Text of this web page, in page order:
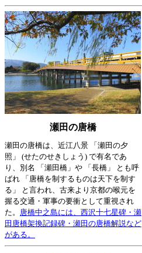
瀬田の唐橋
瀬田の唐橋は、近江八景 「瀬田の夕
照」 (せたのせきしょう) で有名であ
り、別名 「瀬田橋」や 「長橋」 とも呼
ばれ 「唐橋を制するものは天下を制す
る」 と言われ、古来より京都の喉元を
握る交通・軍事の要衝として重視され
た。 唐橋中之島には、西沢十七星碑・瀬
田唐橋架換記録碑・瀬田の唐橋解説など
がある。